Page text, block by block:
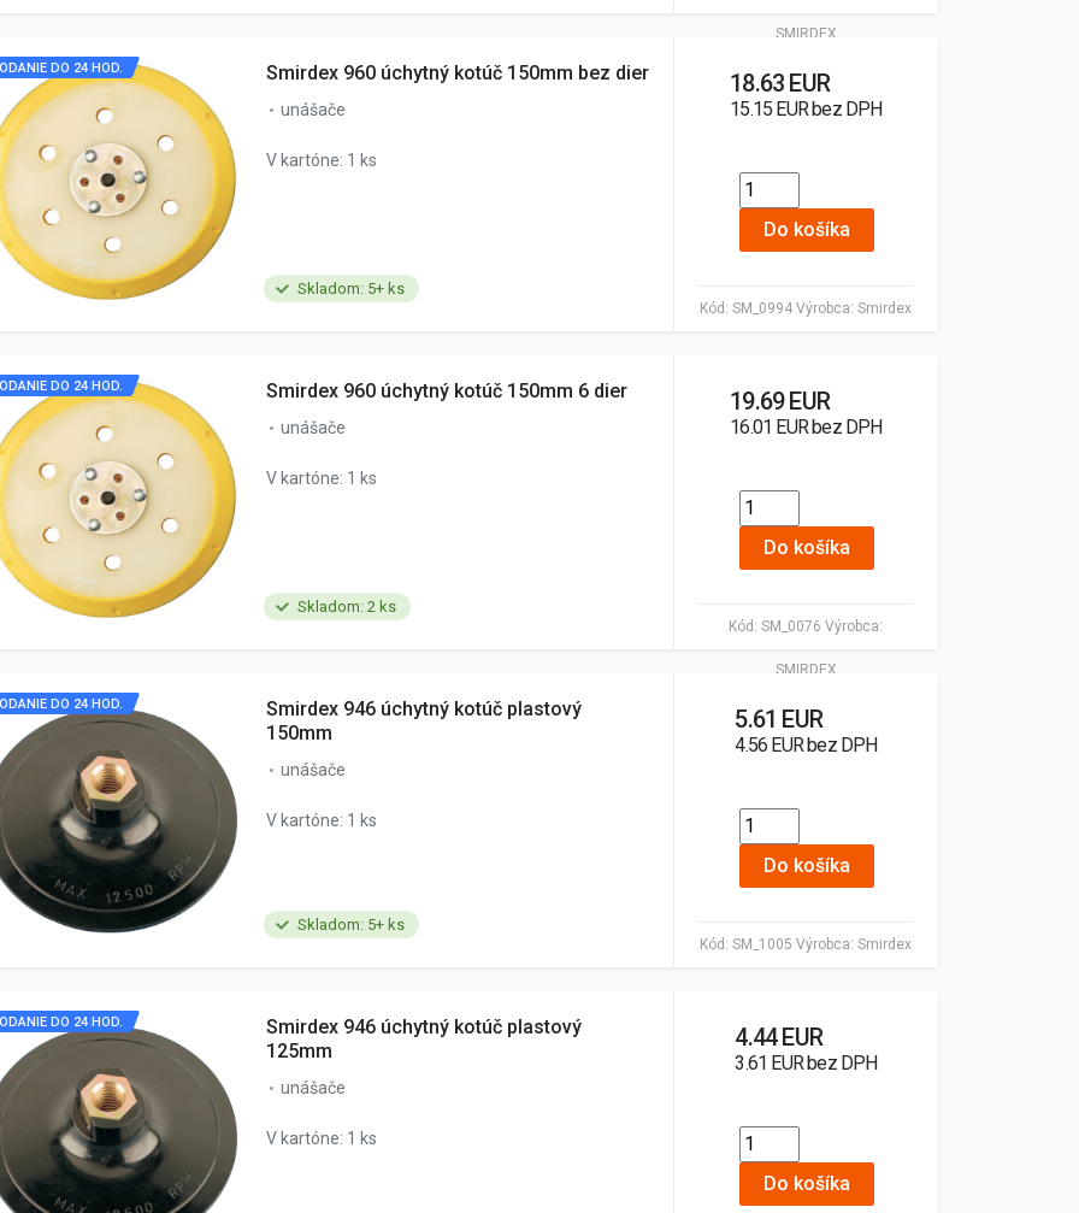
SMIRDEX
Skladom: 5+ ks
Kód: SM_0994 Výrobca: Smirdex
DO 24 HOD. Smirdex 960 úchytný kotúč 150mm bez dier
unášače
V kartóne: 1 ks
18.63 EUR
15.15 EUR bez DPH
Do košíka
Skladom: 2 ks
Kód: SM_0076 Výrobca:
SMIRDEX
DO 24 HOD. Smirdex 960 úchytný kotúč 150mm 6 dier
unášače
V kartóne: 1 ks
19.69 EUR
16.01 EUR bez DPH
Do košíka
Skladom: 5+ ks
Kód: SM_1005 Výrobca: Smirdex
DO 24 HOD.
Smirdex 946 úchytný kotúč plastový
150mm
unášače
V kartóne: 1 ks
5.61 EUR
4.56 EUR bez DPH
Do košíka
DO 24 HOD.
Smirdex 946 úchytný kotúč plastový
125mm
unášače
V kartóne: 1 ks
4.44 EUR
3.61 EUR bez DPH
Do košíka